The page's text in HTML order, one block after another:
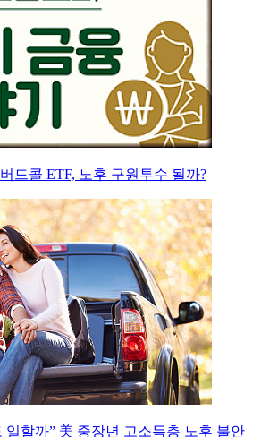
드콜 ETF, 노후 구원투수 될까?
일할까” 美 중장년 고소득층 노후 불안